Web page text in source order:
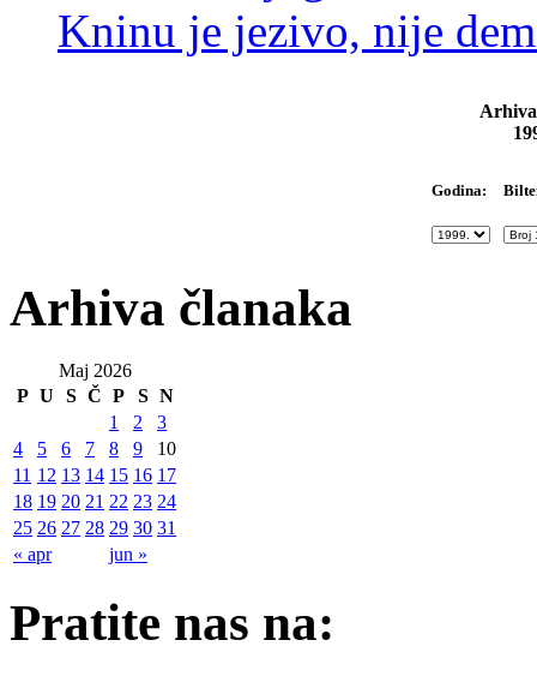
Kninu je jezivo, nije
Godina:
Arhiva članaka
Maj 2026
P U S Č P S N
« apr jun »
1 2
3
4
5 6 7 8 9
10
11 12 13 14 15 16 17
18 19 20 21 22 23 24
25 26 27 28 29 30 31
Pratite nas na: